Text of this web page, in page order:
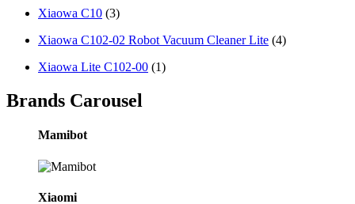
Xiaowa C10 (3)
Xiaowa C102-02 Robot Vacuum Cleaner Lite (4)
Xiaowa Lite C102-00 (1)
Brands Carousel
Mamibot
Xiaomi